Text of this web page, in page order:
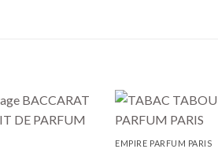
EMPIRE PARFUM PARIS